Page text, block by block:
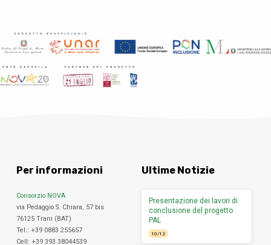
Per informazioni
Consorzio NOVA
via Pedaggio S. Chiara, 57 bis
76125 Trani (BAT)
Tel.: +39 0883 255657
Cell: +39 393 38044539
Ultime Notizie
Presentazione dei lavori di
conclusione del progetto
PAL
10/12